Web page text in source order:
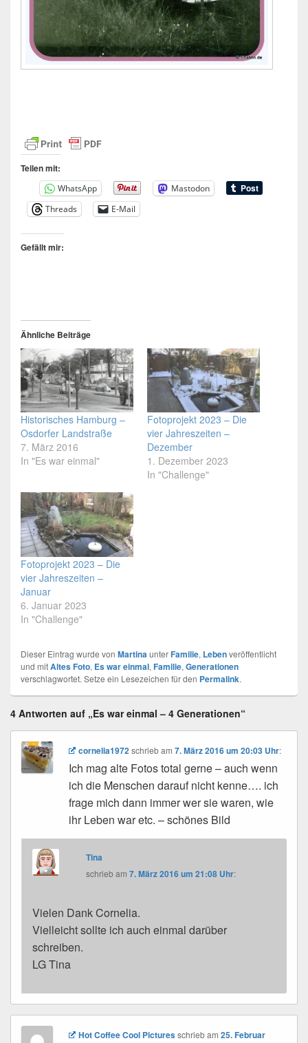
Teilen mit:
WhatsApp
Mastodon
Threads
E-Mail
Gefällt mir:
Ähnliche Beiträge
Historisches Hamburg –
Osdorfer Landstraße
7. März 2016
In "Es war einmal"
Fotoprojekt 2023 – Die
vier Jahreszeiten –
Dezember
1. Dezember 2023
In "Challenge"
Fotoprojekt 2023 – Die
vier Jahreszeiten –
Januar
6. Januar 2023
In "Challenge"
Dieser Eintrag wurde von MartinaunterFamilie, Lebenveröffentlicht
und mitAltes Foto, Es war einmal, Familie, Generationen
verschlagwortet. Setze ein Lesezeichen für den Permalink.
4 Antworten auf „Es war einmal – 4 Generationen“
cornelia1972schriebam7. März 2016 um 20:03 Uhr:
Ich mag alte Fotos total gerne – auch wenn
ich die Menschen darauf nicht kenne…. ich
frage mich dann immer wer sie waren, wie
ihr Leben war etc. – schönes Bild
Tina
schriebam7. März 2016 um 21:08 Uhr:
Vielen Dank Cornelia.
Vielleicht sollte ich auch einmal darüber
schreiben.
LG Tina
Hot Coffee Cool Picturesschriebam25. Februar